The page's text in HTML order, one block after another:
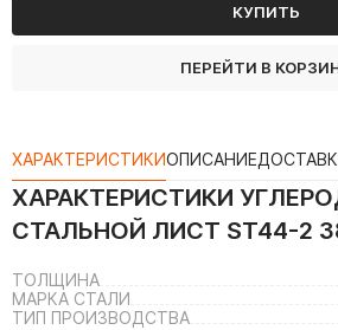
КУПИТЬ
ПЕРЕЙТИ В
ХАРАКТЕРИСТИКИОПИСАНИЕ
ХАРАКТЕРИСТИКИ
СТАЛЬНОЙ ЛИСТ ST44-2
ТОЛЩИНА
МАРКА СТАЛИ
ТИП ПРОИЗВОДСТВА